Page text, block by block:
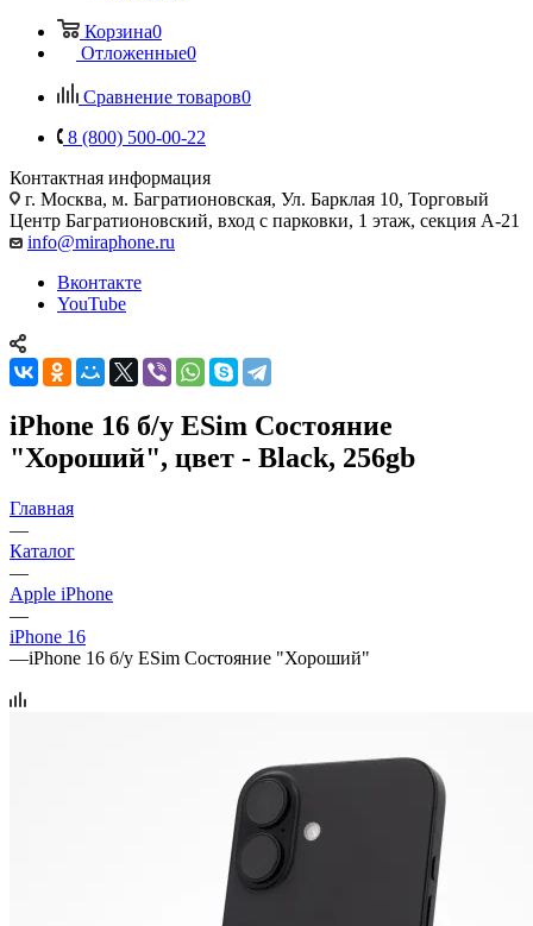
Корзина0
Отложенные0
Сравнение товаров0
8 (800) 500-00-22
Контактная информация
г. Москва, м. Багратионовская, Ул. Барклая 10, Торговый
Центр Багратионовский, вход с парковки, 1 этаж, секция А-21
info@miraphone.ru
Вконтакте
YouTube
iPhone 16 б/у ESim Состояние
"Хороший", цвет - Black, 256gb
Главная
—
Каталог
—
Apple iPhone
—
iPhone 16
—iPhone 16 б/у ESim Состояние "Хороший"